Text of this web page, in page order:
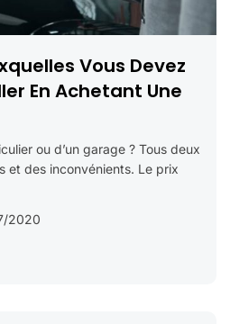
Vous Devez
En Achetant Une
ou d’un garage ? Tous deux
et des inconvénients. Le prix
2020